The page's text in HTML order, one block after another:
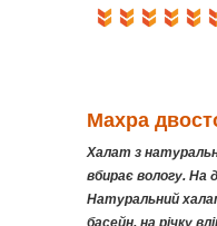
Махра
Халат з
вбирає вологу. На
Натуральний